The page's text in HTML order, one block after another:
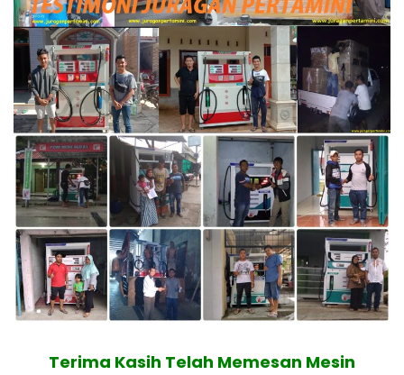
Terima Kasih Telah Memesan Mesin